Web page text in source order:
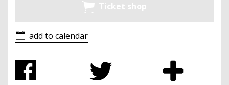
Ticket shop
add to calendar